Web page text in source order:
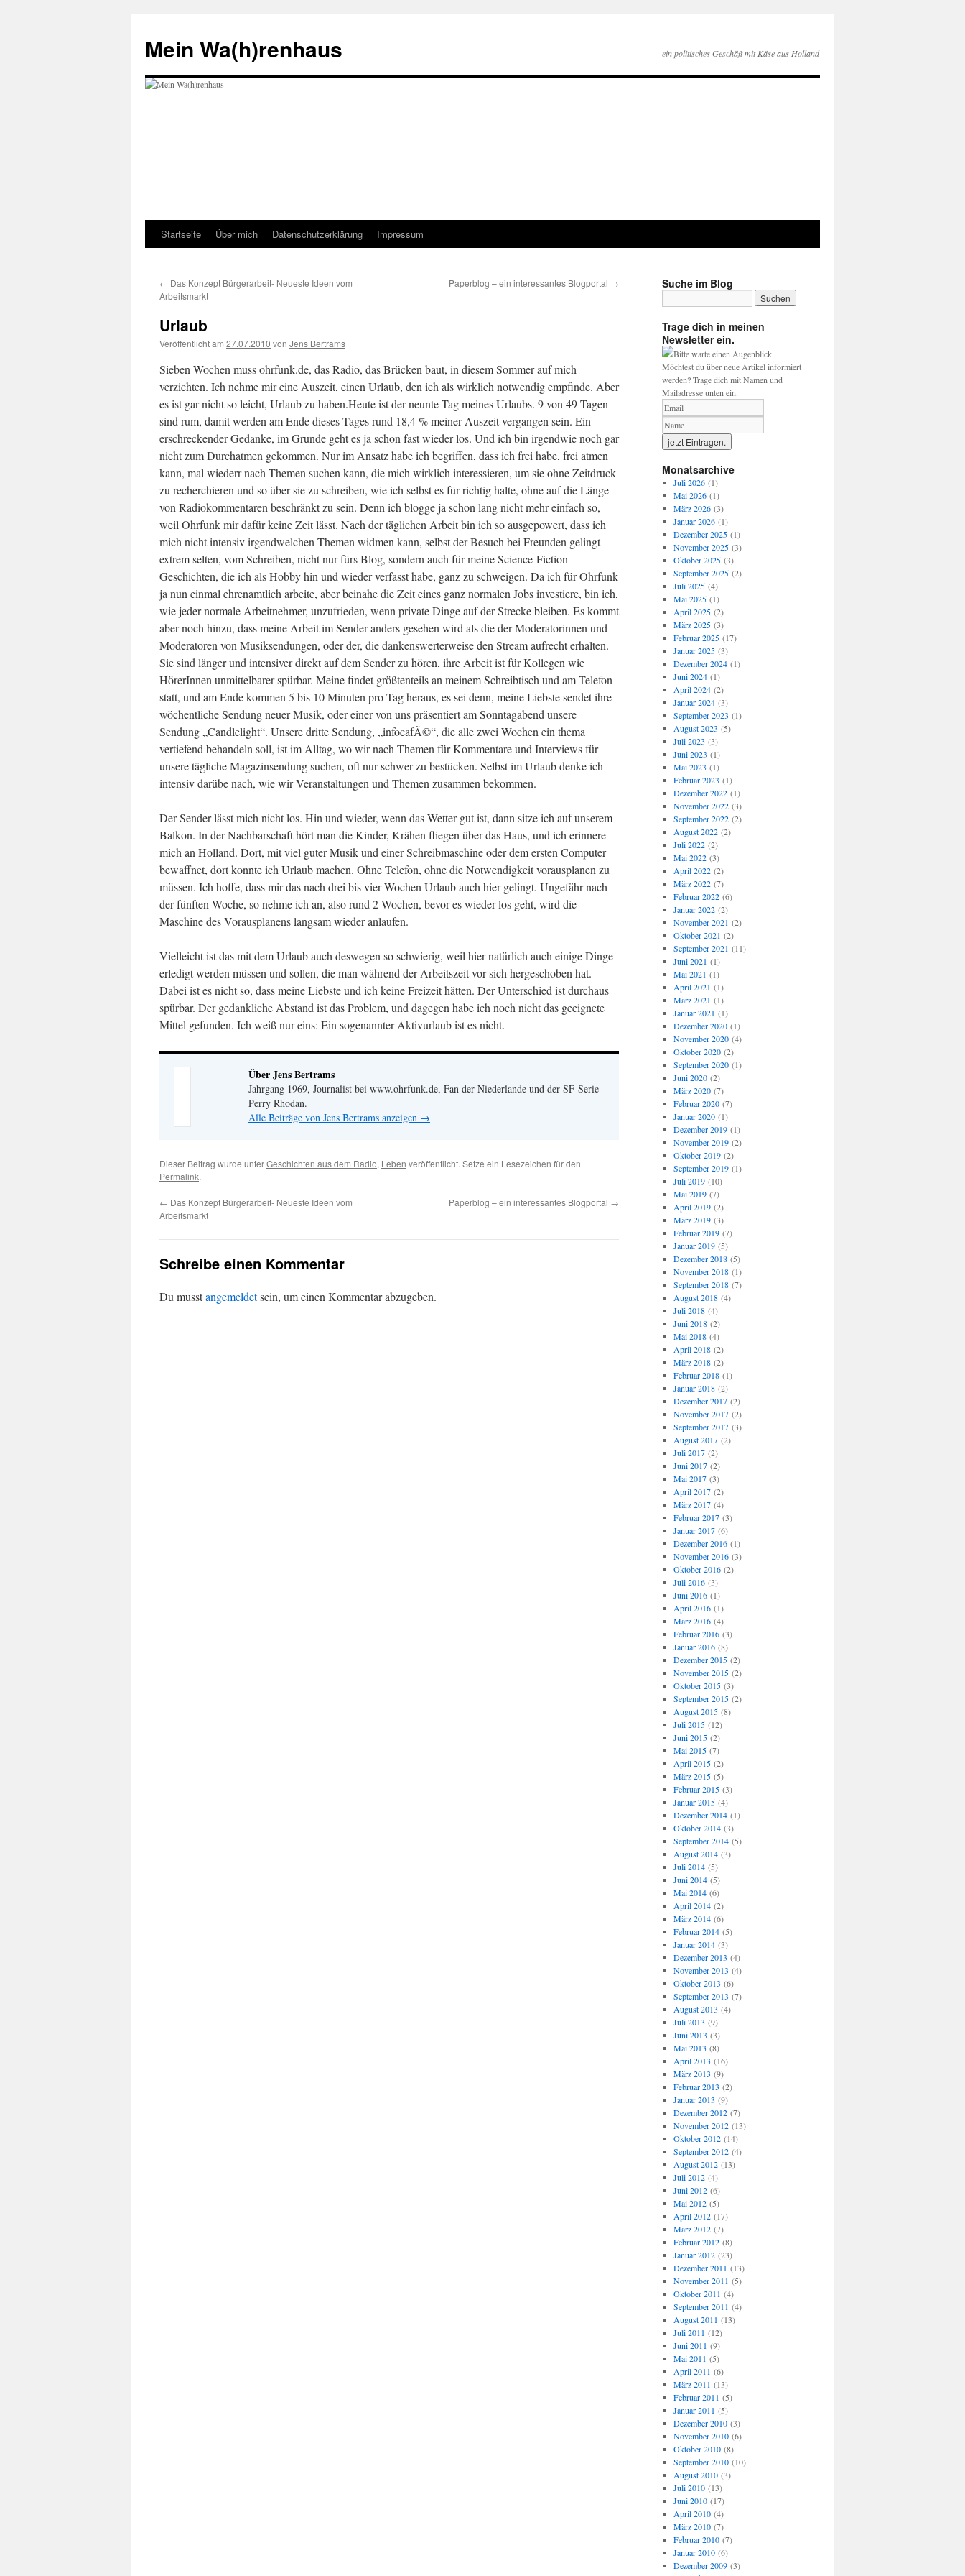
springen
Mein Wa(h)renhaus ein politisches Geschäft mit Käse aus Holland
Startseite Über mich Datenschutzerklärung Impressum
← Das Konzept Bürgerarbeit- Neueste Ideen vom
Arbeitsmarkt
Paperblog – ein interessantes Blogportal →
Urlaub
Veröffentlicht am 27.07.2010 von Jens Bertrams
Sieben Wochen muss ohrfunk.de, das Radio, das Brücken baut, in diesem Sommer auf mich
verzichten. Ich nehme mir eine Auszeit, einen Urlaub, den ich als wirklich notwendig empfinde. Aber
es ist gar nicht so leicht, Urlaub zu haben.Heute ist der neunte Tag meines Urlaubs. 9 von 49 Tagen
sind rum, damit werden am Ende dieses Tages rund 18,4 % meiner Auszeit vergangen sein. Ein
erschreckender Gedanke, im Grunde geht es ja schon fast wieder los. Und ich bin irgendwie noch gar
nicht zum Durchatmen gekommen. Nur im Ansatz habe ich begriffen, dass ich frei habe, frei atmen
kann, mal wiederr nach Themen suchen kann, die mich wirklich interessieren, um sie ohne Zeitdruck
zu recherchieren und so über sie zu schreiben, wie ich selbst es für richtig halte, ohne auf die Länge
von Radiokommentaren beschränkt zu sein. Denn ich blogge ja schon lang nicht mehr einfach so,
weil Ohrfunk mir dafür keine Zeit lässt. Nach der täglichen Arbeit bin ich so ausgepowert, dass ich
mich nicht intensiv irgendwelchen Themen widmen kann, selbst der Besuch bei Freunden gelingt
extrem selten, vom Schreiben, nicht nur fürs Blog, sondern auch für meine Science-Fiction-
Geschichten, die ich als Hobby hin und wieder verfasst habe, ganz zu schweigen. Da ich für Ohrfunk
ja nun einmal ehrenamtlich arbeite, aber beinahe die Zeit eines ganz normalen Jobs investiere, bin ich,
wie jeder normale Arbeitnehmer, unzufrieden, wenn private Dinge auf der Strecke bleiben. Es kommt
aber noch hinzu, dass meine Arbeit im Sender anders gesehen wird als die der Moderatorinnen und
Moderatoren von Musiksendungen, oder der, die dankenswerterweise den Stream aufrecht erhalten.
Sie sind länger und intensiver direkt auf dem Sender zu hören, ihre Arbeit ist für Kollegen wie
HörerInnen unmittelbarer spürbar. Meine findet größtenteils an meinem Schreibtisch und am Telefon
statt, und am Ende kommen 5 bis 10 Minuten pro Tag heraus, es sei denn, meine Liebste sendet ihre
wöchentliche Sendung neuer Musik, oder einer von uns präsentiert am Sonntagabend unsere
Sendung „Candlelight“. Unsere dritte Sendung, „infocafÃ©“, die alle zwei Wochen ein thema
vertiefend behandeln soll, ist im Alltag, wo wir nach Themen für Kommentare und Interviews für
unsere tägliche Magazinsendung suchen, oft nur schwer zu bestücken. Selbst im Urlaub denke ich
intensiv darübe nach, wie wir Veranstaltungen und Themen zusammen bekommen.
Der Sender lässt mich nicht los. Hin und wieder, wenn das Wetter gut ist, dann sitze ich auf unserem
Balkon. In der Nachbarschaft hört man die Kinder, Krähen fliegen über das Haus, und ich erinnere
mich an Holland. Dort, mit viel guter Musik und einer Schreibmaschine oder dem ersten Computer
bewaffnet, dort konnte ich Urlaub machen. Ohne Telefon, ohne die Notwendigkeit vorausplanen zu
müssen. Ich hoffe, dass mir das nach drei bis vier Wochen Urlaub auch hier gelingt. Ungefähr nach
der fünften Woche, so nehme ich an, also rund 2 Wochen, bevor es wieder los geht, wird die
Maschine des Vorausplanens langsam wieder anlaufen.
Vielleicht ist das mit dem Urlaub auch deswegen so schwierig, weil hier natürlich auch einige Dinge
erledigt werden müssen und sollen, die man während der Arbeitszeit vor sich hergeschoben hat.
Dabei ist es nicht so, dass meine Liebste und ich keine Freizeit hätten. Der Unterschied ist durchaus
spürbar. Der gedankliche Abstand ist das Problem, und dagegen habe ich noch nicht das geeignete
Mittel gefunden. Ich weiß nur eins: Ein sogenannter Aktivurlaub ist es nicht.
Über Jens Bertrams
Jahrgang 1969, Journalist bei www.ohrfunk.de, Fan der Niederlande und der SF-Serie
Perry Rhodan.
Alle Beiträge von Jens Bertrams anzeigen →
Dieser Beitrag wurde unterGeschichten aus dem Radio, Leben veröffentlicht. Setze ein Lesezeichen für den
Permalink.
← Das Konzept Bürgerarbeit- Neueste Ideen vom
Arbeitsmarkt
Paperblog – ein interessantes Blogportal →
Schreibe einen Kommentar
Du musstangemeldetsein, um einen Kommentar abzugeben.
Suche im Blog
Trage dich in meinen
Newsletter ein.
Bitte warte einen Augenblick.
Möchtest du über neue Artikel informiert
werden? Trage dich mit Namen und
Mailadresse unten ein.
Monatsarchive
Juli 2026(1)
Mai 2026(1)
März 2026(3)
Januar 2026(1)
Dezember 2025(1)
November 2025(3)
Oktober 2025(3)
September 2025(2)
Juli 2025(4)
Mai 2025(1)
April 2025(2)
März 2025(3)
Februar 2025(17)
Januar 2025(3)
Dezember 2024(1)
Juni 2024(1)
April 2024(2)
Januar 2024(3)
September 2023 (1)
August 2023 (5)
Juli 2023 (3)
Juni 2023 (1)
Mai 2023 (1)
Februar 2023 (1)
Dezember 2022(1)
November 2022(3)
September 2022(2)
August 2022(2)
Juli 2022(2)
Mai 2022(3)
April 2022(2)
März 2022(7)
Februar 2022(6)
Januar 2022(2)
November 2021 (2)
Oktober 2021 (2)
September 2021 (11)
Juni 2021 (1)
Mai 2021 (1)
April 2021 (1)
März 2021 (1)
Januar 2021 (1)
Dezember 2020(1)
November 2020(4)
Oktober 2020(2)
September 2020(1)
Juni 2020(2)
März 2020(7)
Februar 2020(7)
Januar 2020(1)
Dezember 2019(1)
November 2019(2)
Oktober 2019(2)
September 2019(1)
Juli 2019(10)
Mai 2019(7)
April 2019(2)
März 2019(3)
Februar 2019(7)
Januar 2019(5)
Dezember 2018(5)
November 2018(1)
September 2018(7)
August 2018(4)
Juli 2018(4)
Juni 2018(2)
Mai 2018(4)
April 2018(2)
März 2018(2)
Februar 2018(1)
Januar 2018(2)
Dezember 2017(2)
November 2017(2)
September 2017(3)
August 2017(2)
Juli 2017(2)
Juni 2017(2)
Mai 2017(3)
April 2017(2)
März 2017(4)
Februar 2017(3)
Januar 2017(6)
Dezember 2016(1)
November 2016(3)
Oktober 2016(2)
Juli 2016(3)
Juni 2016(1)
April 2016(1)
März 2016(4)
Februar 2016(3)
Januar 2016(8)
Dezember 2015(2)
November 2015(2)
Oktober 2015(3)
September 2015(2)
August 2015(8)
Juli 2015(12)
Juni 2015(2)
Mai 2015(7)
April 2015(2)
März 2015(5)
Februar 2015(3)
Januar 2015(4)
Dezember 2014(1)
Oktober 2014(3)
September 2014(5)
August 2014(3)
Juli 2014(5)
Juni 2014(5)
Mai 2014(6)
April 2014(2)
März 2014(6)
Februar 2014(5)
Januar 2014(3)
Dezember 2013 (4)
November 2013 (4)
Oktober 2013 (6)
September 2013 (7)
August 2013 (4)
Juli 2013 (9)
Juni 2013 (3)
Mai 2013 (8)
April 2013 (16)
März 2013 (9)
Februar 2013 (2)
Januar 2013 (9)
Dezember 2012(7)
November 2012(13)
Oktober 2012(14)
September 2012(4)
August 2012(13)
Juli 2012(4)
Juni 2012(6)
Mai 2012(5)
April 2012(17)
März 2012(7)
Februar 2012(8)
Januar 2012(23)
Dezember 2011 (13)
November 2011 (5)
Oktober 2011 (4)
September 2011 (4)
August 2011 (13)
Juli 2011 (12)
Juni 2011 (9)
Mai 2011 (5)
April 2011 (6)
März 2011 (13)
Februar 2011 (5)
Januar 2011 (5)
Dezember 2010(3)
November 2010(6)
Oktober 2010(8)
September 2010(10)
August 2010(3)
Juli 2010(13)
Juni 2010(17)
April 2010(4)
März 2010(7)
Februar 2010(7)
Januar 2010(6)
Dezember 2009(3)